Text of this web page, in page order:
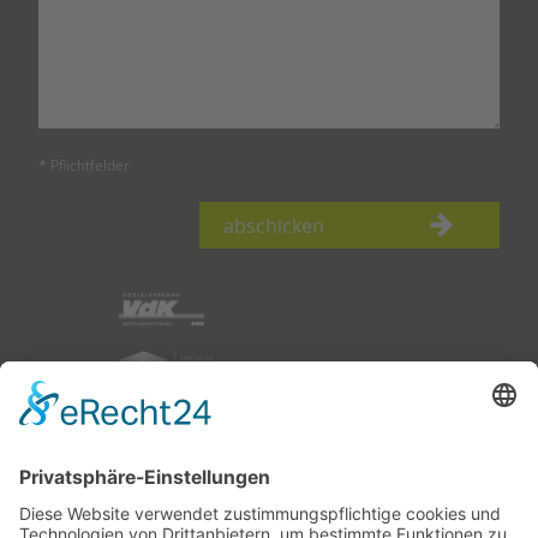
* Pflichtfelder
abschicken